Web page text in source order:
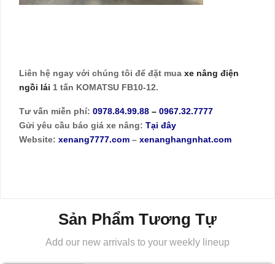
Liên hệ ngay với chúng tôi để đặt mua xe nâng điện
ngồi lái 1 tấn KOMATSU FB10-12.
Tư vấn miễn phí: 0978.84.99.88 – 0967.32.7777
Gửi yêu cầu báo giá xe nâng: Tại đây
Website: xenang7777.com – xenanghangnhat.com
Sản Phẩm Tương Tự
Add our new arrivals to your weekly lineup